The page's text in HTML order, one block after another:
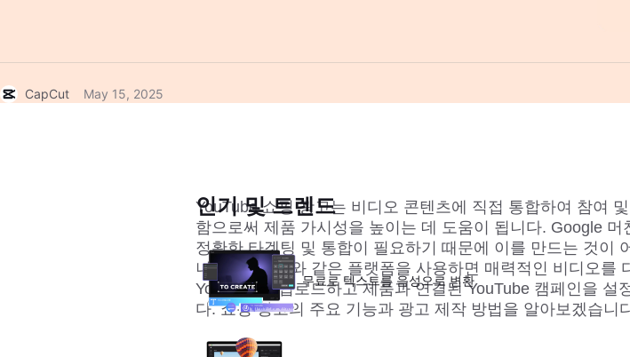
CapCut May 15, 2025
YouTube 쇼핑 광고는 비디오 콘텐츠에 직접 통합하여 참여
함으로써 제품 가시성을 높이는 데 도움이 됩니다. Google 머
정확한 타겟팅 및 통합이 필요하기 때문에 이를 만드는 것이
니다. CapCut와 같은 플랫폼을 사용하면 매력적인 비디오를
YouTube에 업로드하고 제품과 연결된 YouTube 캠페인을 설
다. 쇼핑 광고의 주요 기능과 광고 제작 방법을 알아보겠습니
인기 및 트렌드
무료로 텍스트를 음성으로 변환